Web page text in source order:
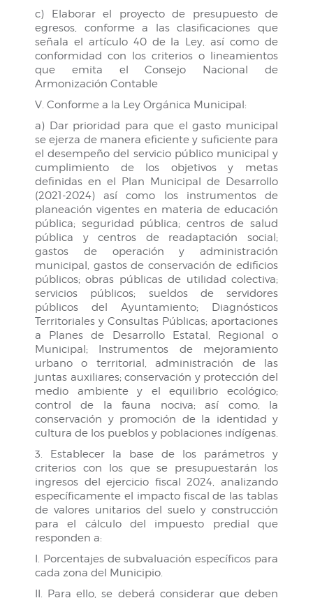
c) Elaborar el proyecto de presupuesto de
egresos, conforme a las clasificaciones que
señala el artículo 40 de la Ley, así como de
conformidad con los criterios o lineamientos
que emita el Consejo Nacional de
Armonización Contable
V. Conforme a la Ley Orgánica Municipal:
a) Dar prioridad para que el gasto municipal
se ejerza de manera eficiente y suficiente para
el desempeño del servicio público municipal y
cumplimiento de los objetivos y metas
definidas en el Plan Municipal de Desarrollo
(2021-2024) así como los instrumentos de
planeación vigentes en materia de educación
pública; seguridad pública; centros de salud
pública y centros de readaptación social;
gastos de operación y administración
municipal, gastos de conservación de edificios
públicos; obras públicas de utilidad colectiva;
servicios públicos; sueldos de servidores
públicos del Ayuntamiento; Diagnósticos
Territoriales y Consultas Públicas; aportaciones
a Planes de Desarrollo Estatal, Regional o
Municipal; Instrumentos de mejoramiento
urbano o territorial, administración de las
juntas auxiliares; conservación y protección del
medio ambiente y el equilibrio ecológico;
control de la fauna nociva; así como, la
conservación y promoción de la identidad y
cultura de los pueblos y poblaciones indígenas.
3. Establecer la base de los parámetros y
criterios con los que se presupuestarán los
ingresos del ejercicio fiscal 2024, analizando
específicamente el impacto fiscal de las tablas
de valores unitarios del suelo y construcción
para el cálculo del impuesto predial que
responden a:
I. Porcentajes de subvaluación específicos para
cada zona del Municipio.
II. Para ello, se deberá considerar que deben